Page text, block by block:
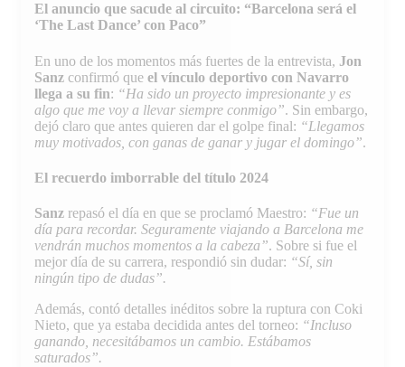
El anuncio que sacude al circuito: “Barcelona será el
‘The Last Dance’ con Paco”
En uno de los momentos más fuertes de la entrevista, Jon
Sanz confirmó que el vínculo deportivo con Navarro
llega a su fin: “Ha sido un proyecto impresionante y es
algo que me voy a llevar siempre conmigo”. Sin embargo,
dejó claro que antes quieren dar el golpe final: “Llegamos
muy motivados, con ganas de ganar y jugar el domingo”.
El recuerdo imborrable del título 2024
Sanz repasó el día en que se proclamó Maestro: “Fue un
día para recordar. Seguramente viajando a Barcelona me
vendrán muchos momentos a la cabeza”. Sobre si fue el
mejor día de su carrera, respondió sin dudar: “Sí, sin
ningún tipo de dudas”.
Además, contó detalles inéditos sobre la ruptura con Coki
Nieto, que ya estaba decidida antes del torneo: “Incluso
ganando, necesitábamos un cambio. Estábamos
saturados”.